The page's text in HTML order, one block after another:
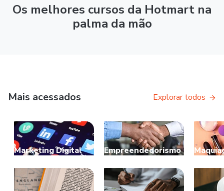
Os melhores cursos da Hotmart na
palma da mão
Mais acessados Explorar todos
Marketing Digital Empreendedorismo